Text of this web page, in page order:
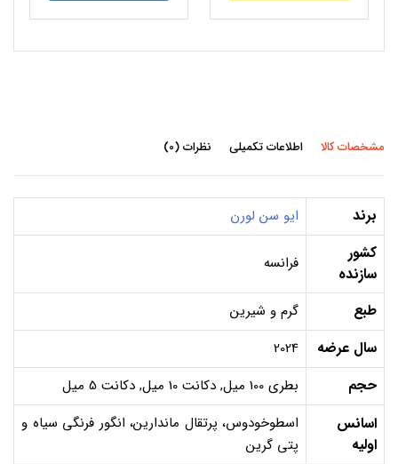
مشخصات کالا اطلاعات تکمیلی نظرات (0)
برند ایو سن لورن
کشور
سازنده
فرانسه
طبع گرم و شیرین
سال عرضه 2024
حجم بطری 100 میل, دکانت 10 میل, دکانت 5 میل
اسانس
اولیه
اسطوخودوس، پرتقال ماندارین، انگور فرنگی سیاه و
پتی گرین